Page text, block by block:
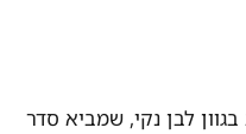
לבן נקי, שמביא סדר